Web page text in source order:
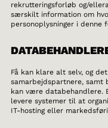
rekrutteringsforløb og/
særskilt information om
personoplysninger i denne
Få kan klare alt selv, og
samarbejdspartnere, samt
kan være databehandlere.
levere systemer til at
IT-hosting eller